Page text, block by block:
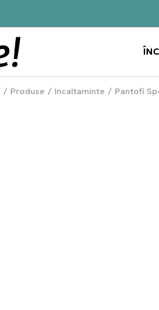
Produse Incaltaminte Pantofi